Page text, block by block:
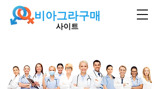
비아그라구매
사이트